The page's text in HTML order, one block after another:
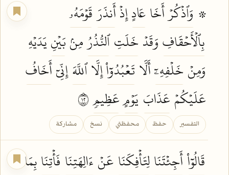
۞ وَٱذۡكُرۡأَخَاعَادٍإِذۡأَنذَرَقَوۡمَهُۥ
بِٱلۡأَحۡقَافِوَقَدۡخَلَتِٱلنُّذُرُمِنۢبَيۡنِيَدَيۡهِ
وَمِنۡخَلۡفِهِۦٓأَلَّا تَعۡبُدُوٓاْإِلَّاٱللَّهَإِنِّيٓأَخَافُ
عَلَيۡكُمۡعَذَابَ يَوۡمٍعَظِيمٖ
التفسير حفظ محفظتي نسخ مشاركة
قَالُوٓاْأَجِئۡتَنَالِتَأۡفِكَنَا عَنۡ ءَالِهَتِنَا فَأۡتِنَابِمَا